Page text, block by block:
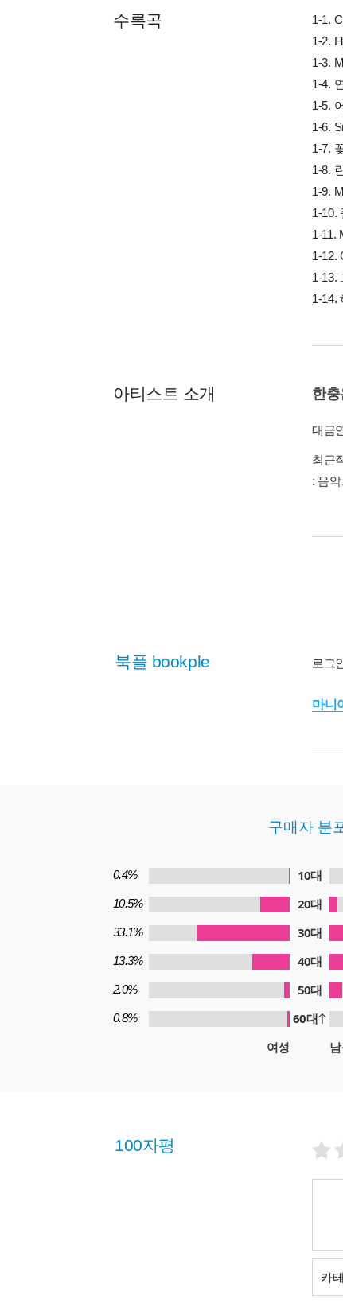
수록곡
1-1.
1-2.
1-3.
1-4.
1-5.
1-6.
1-7.
1-8.
1-9.
1-10.
1-11.
1-12.
1-13.
1-14.
아티스트 소개 한
대금
최근
: 음
북플 bookple 로그
마니
구매자 분
0.4% 10대
10.5% 20대
33.1% 30대
13.3% 40대
2.0% 50대
0.8% 60대
여성
100자평
카